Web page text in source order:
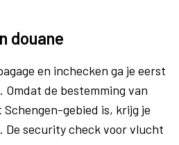
douane
en inchecken ga je eerst
de bestemming van
gebied is, krijg je
De security check voor vlucht